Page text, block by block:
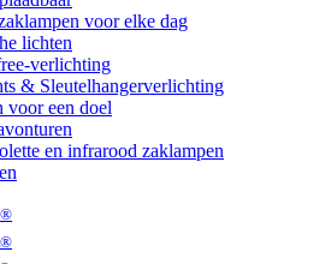
voor elke dag
lichten
verlichting
& Sleutelhangerverlichting
voor een doel
en infrarood zaklampen
®
®